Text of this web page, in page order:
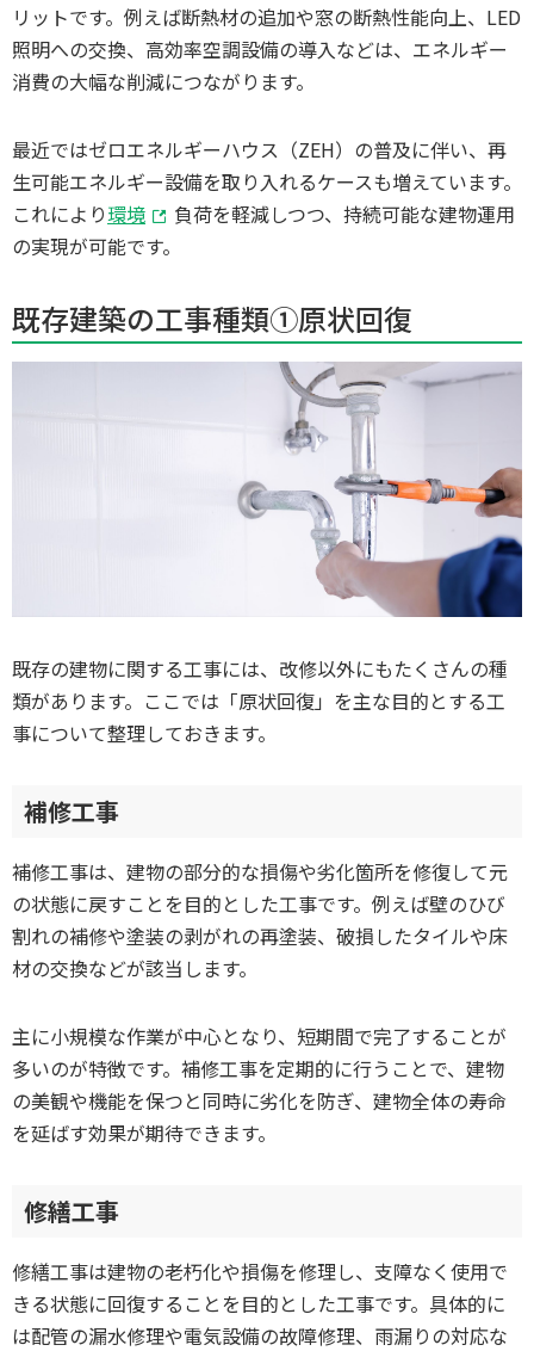
リットです。例えば断熱材の追加や窓の断熱性能向上、LED
照明への交換、高効率空調設備の導入などは、エネルギー
消費の大幅な削減につながります。
最近ではゼロエネルギーハウス（ZEH）の普及に伴い、再
生可能エネルギー設備を取り入れるケースも増えています。
これにより環境
負荷を軽減しつつ、持続可能な建物運用
の実現が可能です。
既存建築の工事種類①原状回復
既存の建物に関する工事には、改修以外にもたくさんの種
類があります。ここでは「原状回復」を主な目的とする工
事について整理しておきます。
補修工事
補修工事は、建物の部分的な損傷や劣化箇所を修復して元
の状態に戻すことを目的とした工事です。例えば壁のひび
割れの補修や塗装の剥がれの再塗装、破損したタイルや床
材の交換などが該当します。
主に小規模な作業が中心となり、短期間で完了することが
多いのが特徴です。補修工事を定期的に行うことで、建物
の美観や機能を保つと同時に劣化を防ぎ、建物全体の寿命
を延ばす効果が期待できます。
修繕工事
修繕工事は建物の老朽化や損傷を修理し、支障なく使用で
きる状態に回復することを目的とした工事です。具体的に
は配管の漏水修理や電気設備の故障修理、雨漏りの対応な